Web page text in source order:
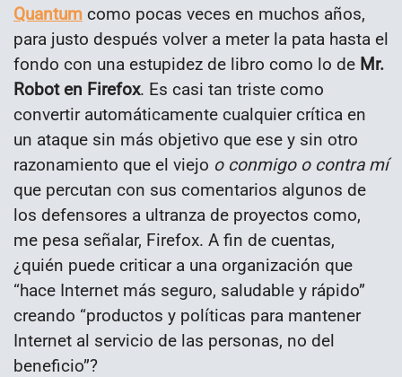
Quantum como pocas veces en muchos años,
para justo después volver a meter la pata hasta el
fondo con una estupidez de libro como lo de Mr.
Robot en Firefox. Es casi tan triste como
convertir automáticamente cualquier crítica en
un ataque sin más objetivo que ese y sin otro
razonamiento que el viejo o conmigo o contra mí
que percutan con sus comentarios algunos de
los defensores a ultranza de proyectos como,
me pesa señalar, Firefox. A fin de cuentas,
¿quién puede criticar a una organización que
“hace Internet más seguro, saludable y rápido”
creando “productos y políticas para mantener
Internet al servicio de las personas, no del
beneficio”?